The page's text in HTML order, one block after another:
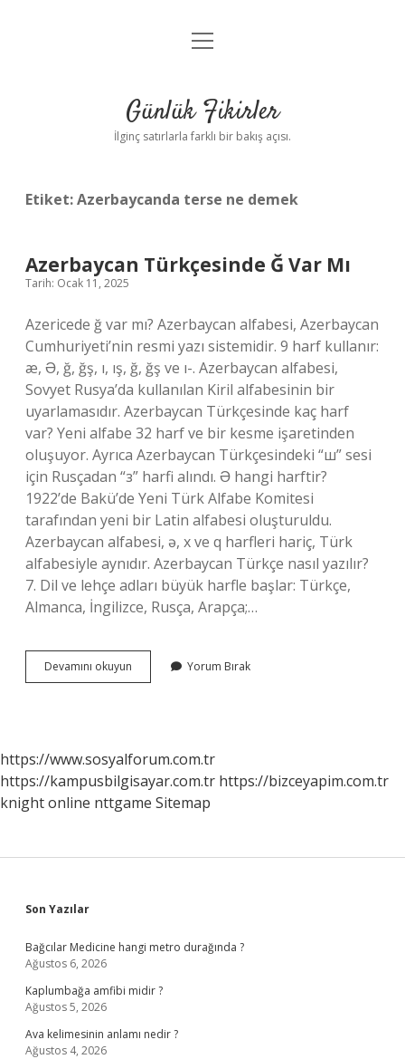
Anasayfa
Yasal Uyarı
menüyü
Günlük Fikirler
İlginç satırlarla farklı bir bakış açısı.
Etiket:Azerbaycanda terse ne demek
Azerbaycan Türkçesinde Ğ Var Mı
Tarih: Ocak 11, 2025
Azericede ğ var mı? Azerbaycan alfabesi, Azerbaycan
Cumhuriyeti’nin resmi yazı sistemidir. 9 harf kullanır:
æ, Ə, ğ, ğş, ı, ış, ğ, ğş ve ı-. Azerbaycan alfabesi,
Sovyet Rusya’da kullanılan Kiril alfabesinin bir
uyarlamasıdır. Azerbaycan Türkçesinde kaç harf
var? Yeni alfabe 32 harf ve bir kesme işaretinden
oluşuyor. Ayrıca Azerbaycan Türkçesindeki “ш” sesi
için Rusçadan “з” harfi alındı. Ə hangi harftir?
1922’de Bakü’de Yeni Türk Alfabe Komitesi
tarafından yeni bir Latin alfabesi oluşturuldu.
Azerbaycan alfabesi, ə, x ve q harfleri hariç, Türk
alfabesiyle aynıdır. Azerbaycan Türkçe nasıl yazılır?
7. Dil ve lehçe adları büyük harfle başlar: Türkçe,
Almanca, İngilizce, Rusça, Arapça;…
Devamını okuyun Azerbaycan
Türkçesinde
Yorum Bırak
https://www.sosyalforum.com.tr
https://kampusbilgisayar.com.tr https://bizceyapim.com.tr
knight online nttgame Sitemap
Sidebar
Son Yazılar
Bağcılar Medicine hangi metro durağında ?
Ağustos 6, 2026
Kaplumbağa amfibi midir ?
Ağustos 5, 2026
Ava kelimesinin anlamı nedir ?
Ağustos 4, 2026